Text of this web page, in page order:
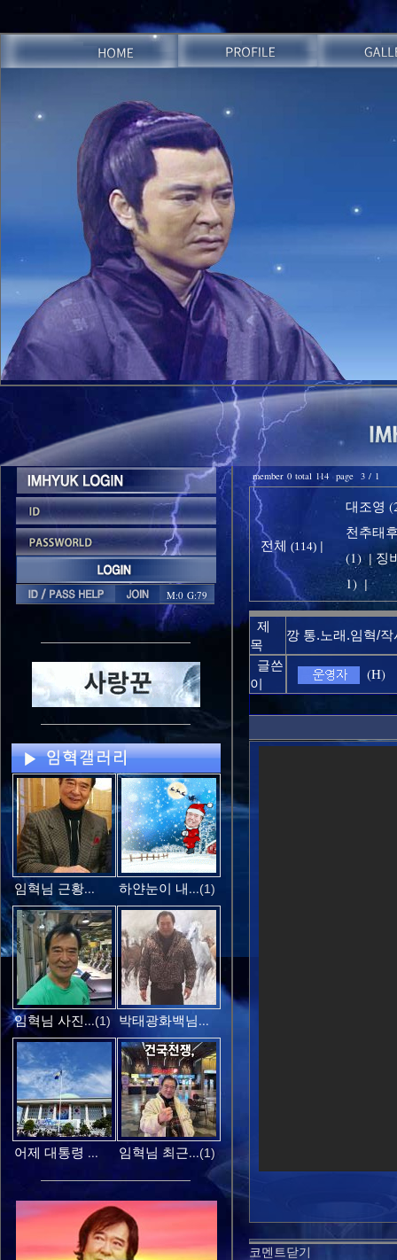
M:0 G:79
임혁님 근황... 하얀눈이 내...(1)
임혁님 사진...(1) 박태광화백님...
어제 대통령 ... 임혁님 최근...(1)
member 0 total 114 page 3 / 1
전체 (114) |
대조영
천추태
(1) | 징
1) |
제
목
깡 통.노래.임혁/
글쓴
이
(H)
코멘트닫기